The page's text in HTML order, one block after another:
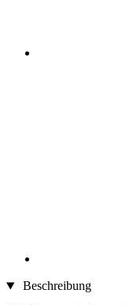
Beschreibung